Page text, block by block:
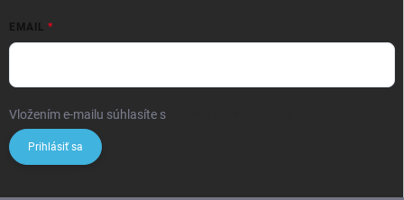
EMAIL
Vložením e-mailu súhlasíte s
Prihlásiť sa